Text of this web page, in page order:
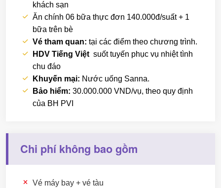
khách sạn
Ăn chính 06 bữa thực đơn 140.000đ/suất + 1
bữa trên bè
Vé tham quan: tại các điểm theo chương trình.
HDV Tiếng Việtsuốt tuyến phục vụ nhiệt tình
chu đáo
Khuyến mại: Nước uống Sanna.
Bảo hiểm: 30.000.000 VND/vụ, theo quy định
của BH PVI
Chi phí không bao gồm
Vé máy bay + vé tàu